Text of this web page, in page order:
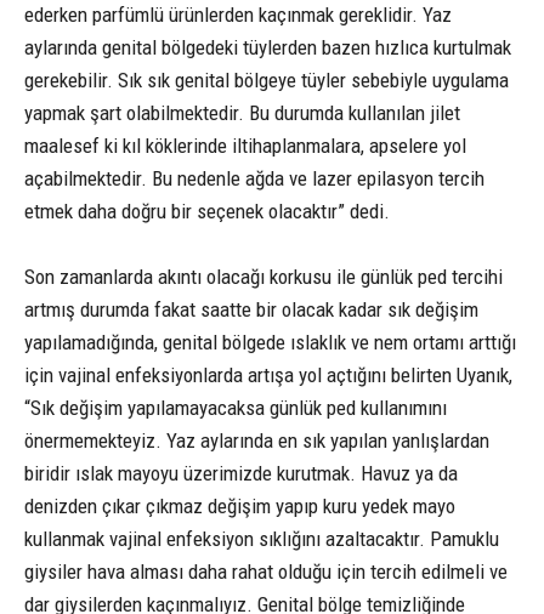
ederken parfümlü ürünlerden kaçınmak gereklidir. Yaz
aylarında genital bölgedeki tüylerden bazen hızlıca kurtulmak
gerekebilir. Sık sık genital bölgeye tüyler sebebiyle uygulama
yapmak şart olabilmektedir. Bu durumda kullanılan jilet
maalesef ki kıl köklerinde iltihaplanmalara, apselere yol
açabilmektedir. Bu nedenle ağda ve lazer epilasyon tercih
etmek daha doğru bir seçenek olacaktır” dedi.
Son zamanlarda akıntı olacağı korkusu ile günlük ped tercihi
artmış durumda fakat saatte bir olacak kadar sık değişim
yapılamadığında, genital bölgede ıslaklık ve nem ortamı arttığı
için vajinal enfeksiyonlarda artışa yol açtığını belirten Uyanık,
“Sık değişim yapılamayacaksa günlük ped kullanımını
önermemekteyiz. Yaz aylarında en sık yapılan yanlışlardan
biridir ıslak mayoyu üzerimizde kurutmak. Havuz ya da
denizden çıkar çıkmaz değişim yapıp kuru yedek mayo
kullanmak vajinal enfeksiyon sıklığını azaltacaktır. Pamuklu
giysiler hava alması daha rahat olduğu için tercih edilmeli ve
dar giysilerden kaçınmalıyız. Genital bölge temizliğinde